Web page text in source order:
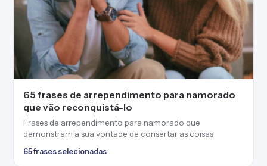
65 frases de arrependimento para namorado
que vão reconquistá-lo
Frases de arrependimento para namorado que
demonstram a sua vontade de consertar as coisas
65 frases selecionadas